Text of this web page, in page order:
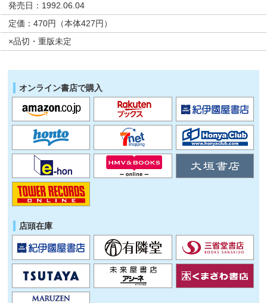
発売日：1992.06.04
定価：470円（本体427円）
×品切・重版未定
オンライン書店で購入
店頭在庫